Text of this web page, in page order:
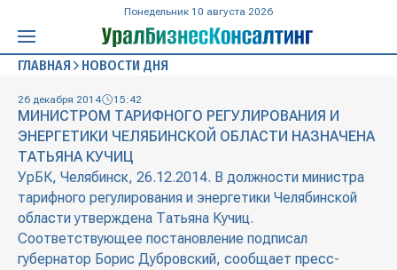
Понедельник 10 августа 2026
ГЛАВНАЯ НОВОСТИ ДНЯ
26 декабря 2014 15:42
МИНИСТРОМ ТАРИФНОГО РЕГУЛИРОВАНИЯ И
ЭНЕРГЕТИКИ ЧЕЛЯБИНСКОЙ ОБЛАСТИ НАЗНАЧЕНА
ТАТЬЯНА КУЧИЦ
УрБК, Челябинск, 26.12.2014. В должности министра
тарифного регулирования и энергетики Челябинской
области утверждена Татьяна Кучиц.
Соответствующее постановление подписал
губернатор Борис Дубровский, сообщает пресс-